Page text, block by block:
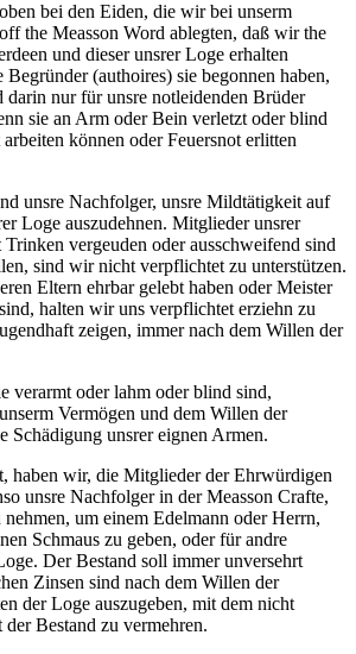
bei den Eiden, die wir bei unserm
the Measson Word ablegten, daß wir the
und dieser unsrer Loge erhalten
(authoires) sie begonnen haben,
darin nur für unsre notleidenden Brüder
sie an Arm oder Bein verletzt oder blind
können oder Feuersnot erlitten
unsre Nachfolger, unsre Mildtätigkeit auf
Loge auszudehnen. Mitglieder unsrer
vergeuden oder ausschweifend sind
sind wir nicht verpflichtet zu unterstützen.
Eltern ehrbar gelebt haben oder Meister
halten wir uns verpflichtet erziehn zu
zeigen, immer nach dem Willen der
verarmt oder lahm oder blind sind,
Vermögen und dem Willen der
Schädigung unsrer eignen Armen.
haben wir, die Mitglieder der Ehrwürdigen
unsre Nachfolger in der Measson Crafte,
nehmen, um einem Edelmann oder Herrn,
Schmaus zu geben, oder für andre
Der Bestand soll immer unversehrt
Zinsen sind nach dem Willen der
der Loge auszugeben, mit dem nicht
Bestand zu vermehren.